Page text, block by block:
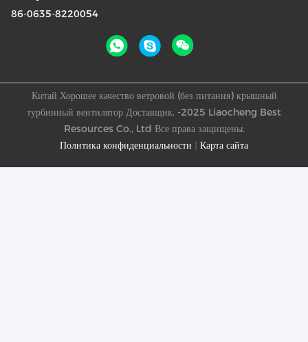
86-0635-8220054
Политика конфиденциальности Карта сайта
Китай Хорошее качество ветровой (без питания) крышный
турбинный вентилятор Доставщик. -2025 Liaocheng Best
Resources Co., Ltd Все права защищены.